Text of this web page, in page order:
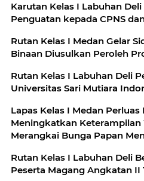
Karutan Kelas I Labuhan
Penguatan kepada CPNS
Rutan Kelas I Medan Gelar
Binaan Diusulkan Peroleh
Rutan Kelas I Labuhan Deli
Universitas Sari Mutiara
Lapas Kelas I Medan Perluas
Meningkatkan Keterampilan
Merangkai Bunga Papan
Rutan Kelas I Labuhan Deli
Peserta Magang Angkatan II